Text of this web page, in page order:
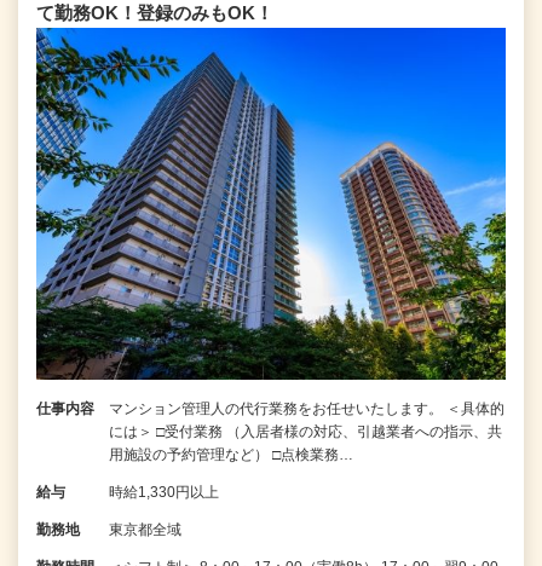
て勤務OK！登録のみもOK！
仕事内容
マンション管理人の代行業務をお任せいたします。 ＜具体的
には＞ □受付業務 （入居者様の対応、引越業者への指示、共
用施設の予約管理など） □点検業務…
給与 時給1,330円以上
勤務地 東京都全域